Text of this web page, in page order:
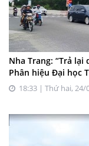
Nha Trang: “Trả
Phân hiệu Đại học
18:33 | Thứ hai, 24/